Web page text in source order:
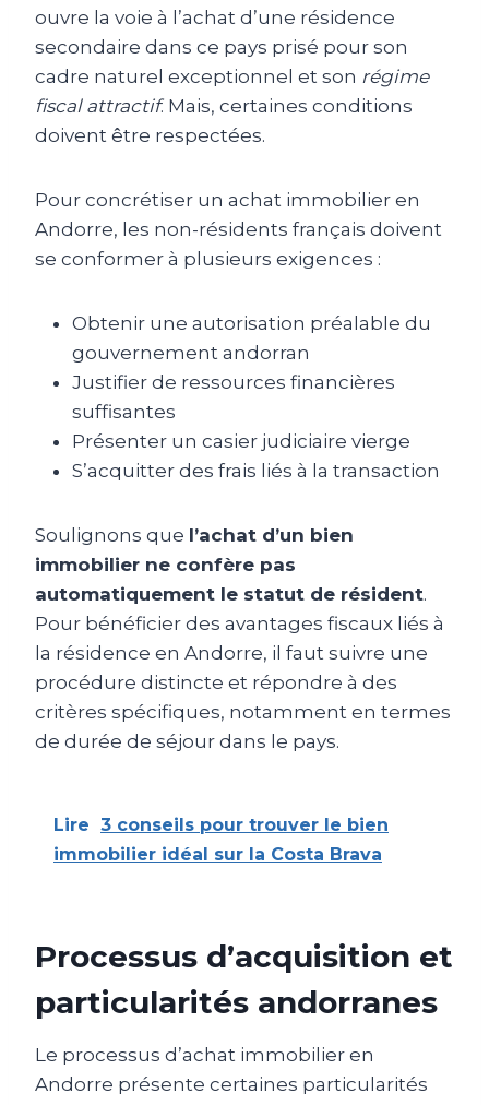
ouvre la voie à l’achat d’une résidence
secondaire dans ce pays prisé pour son
cadre naturel exceptionnel et son régime
fiscal attractif. Mais, certaines conditions
doivent être respectées.
Pour concrétiser un achat immobilier en
Andorre, les non-résidents français doivent
se conformer à plusieurs exigences :
Obtenir une autorisation préalable du
gouvernement andorran
Justifier de ressources financières
suffisantes
Présenter un casier judiciaire vierge
S’acquitter des frais liés à la transaction
Soulignons que l’achat d’un bien
immobilier ne confère pas
automatiquement le statut de résident.
Pour bénéficier des avantages fiscaux liés à
la résidence en Andorre, il faut suivre une
procédure distincte et répondre à des
critères spécifiques, notamment en termes
de durée de séjour dans le pays.
Lire 3 conseils pour trouver le bien
immobilier idéal sur la Costa Brava
Processus d’acquisition et
particularités andorranes
Le processus d’achat immobilier en
Andorre présente certaines particularités